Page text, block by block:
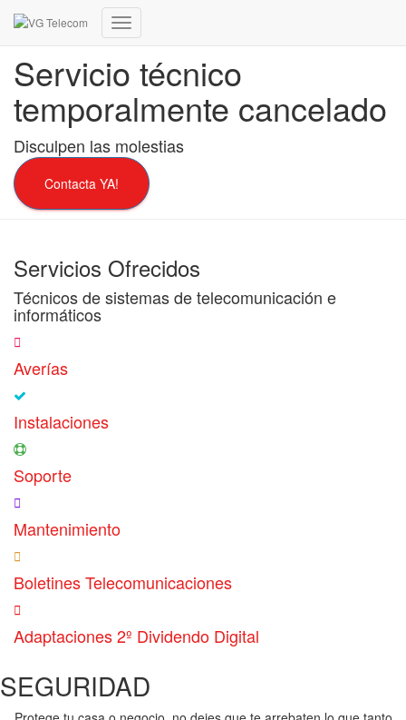
Cambiar
de
navegación
Servicio técnico
temporalmente cancelado
Disculpen las molestias
Contacta YA!
Servicios Ofrecidos
Técnicos de sistemas de telecomunicación e
informáticos
Averías
Instalaciones
Soporte
Mantenimiento
Boletines Telecomunicaciones
Adaptaciones 2º Dividendo Digital
SEGURIDAD